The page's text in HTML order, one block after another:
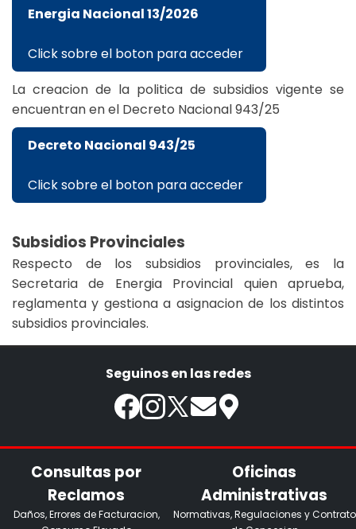
Energia Nacional 13/2026
Click sobre el boton para acceder
La creacion de la politica de subsidios vigente se
encuentran en el Decreto Nacional 943/25
Decreto Nacional 943/25
Click sobre el boton para acceder
Subsidios Provinciales
Respecto de los subsidios provinciales, es la
Secretaria de Energia Provincial quien aprueba,
reglamenta y gestiona a asignacion de los distintos
subsidios provinciales.
Seguinos en las redes
Consultas por
Reclamos
Daños, Errores de Facturacion,
Oficinas
Administrativas
Normativas, Regulaciones y Contrato